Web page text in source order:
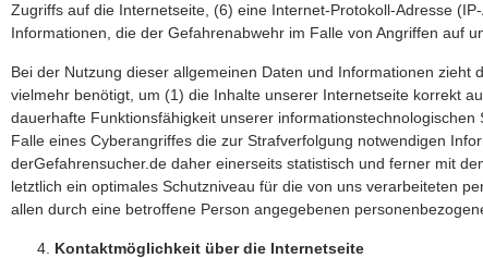
Zugriffs auf die Internetseite, (6) eine Internet-Protokoll-Adresse
Informationen, die der Gefahrenabwehr im Falle von Angriffen auf
Bei der Nutzung dieser allgemeinen Daten und Informationen
vielmehr benötigt, um (1) die Inhalte unserer Internetseite korrekt
dauerhafte Funktionsfähigkeit unserer
Falle eines Cyberangriffes die zur Strafverfolgung notwendigen
derGefahrensucher.de daher einerseits statistisch und ferner mit
letztlich ein optimales Schutzniveau für die von uns verarbeiteten
allen durch eine betroffene Person angegebenen
Kontaktmöglichkeit über die Internetseite